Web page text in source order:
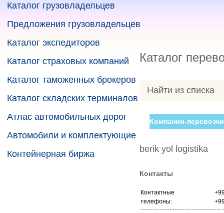
Каталог грузовладельцев
Предложения грузовладельцев
Каталог экспедиторов
Каталог страховых компаний
Каталог таможенных брокеров
Каталог складских терминалов
Атлас автомобильных дорог
Автомобили и комплектующие
Контейнерная биржа
Каталог
Найти из списка
Компании-
berik yol logistika
Контакты
Контактные
телефоны: